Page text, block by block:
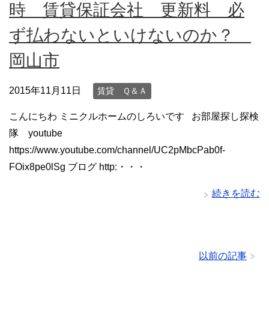
時 賃貸保証会社 更新料 必
ず払わないといけないのか？
岡山市
2015年11月11日 賃貸 Ｑ＆Ａ
こんにちわ ミニクルホームのしろいです お部屋探し探検
隊 youtube
https://www.youtube.com/channel/UC2pMbcPab0f-
FOix8pe0lSg ブログ http:・・・
続きを読む
以前の記事